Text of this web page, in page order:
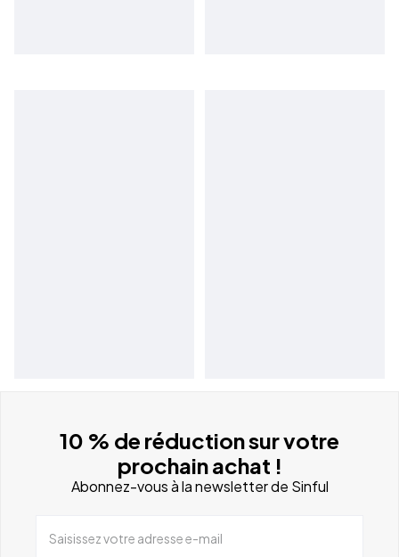
10 % de réduction sur votre
prochain achat !
Abonnez-vous à la newsletter de Sinful
Saisissez votre adresse e-mail